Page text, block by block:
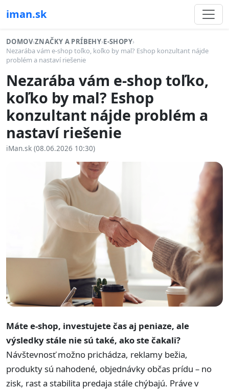
iman.sk
DOMOV›ZNAČKY A PRÍBEHY›E-SHOPY›
Nezarába vám e-shop toľko, koľko by mal? Eshop konzultant nájde
problém a nastaví riešenie
Nezarába vám e-shop toľko,
koľko by mal? Eshop
konzultant nájde problém a
nastaví riešenie
iMan.sk (08.06.2026 10:30)
Máte e-shop, investujete čas aj peniaze, ale
výsledky stále nie sú také, ako ste čakali?
Návštevnosť možno prichádza, reklamy bežia,
produkty sú nahodené, objednávky občas prídu – no
zisk, rast a stabilita predaja stále chýbajú. Práve v